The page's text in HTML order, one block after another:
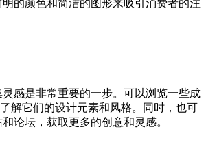
的颜色和简洁的图形来吸引消费者的注
感是非常重要的一步。可以浏览一些成
解它们的设计元素和风格。同时，也可
论坛，获取更多的创意和灵感。